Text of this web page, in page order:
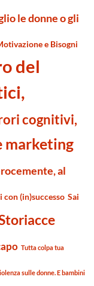
le donne o gli
e Bisogni
del
cognitivi,
marketing
al
con (in)successo Sai
Tutta colpa tua
sulle donne. E bambini